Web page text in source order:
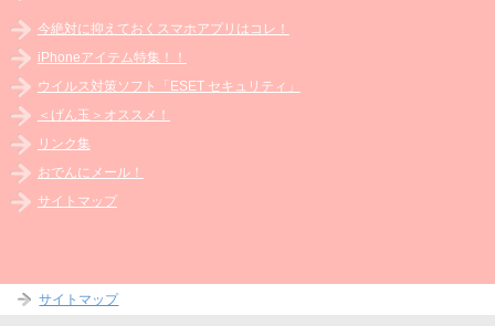
今絶対に抑えておくスマホアプリはコレ！
iPhoneアイテム特集！！
ウイルス対策ソフト「ESET セキュリティ」
＜げん玉＞オススメ！
リンク集
おでんにメール！
サイトマップ
サイトマップ